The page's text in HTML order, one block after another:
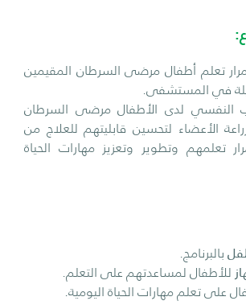
تعلم أطفال مرضى السرطان المقيمين
في المستشفى.
النفسي لدى الأطفال مرضى السرطان
الأعضاء لتحسين قابليتهم للعلاج من
تعلمهم وتطوير وتعزيز مهارات الحياة
بالبرنامج.
للأطفال لمساعدتهم على التعلم.
على تعلم مهارات الحياة اليومية.